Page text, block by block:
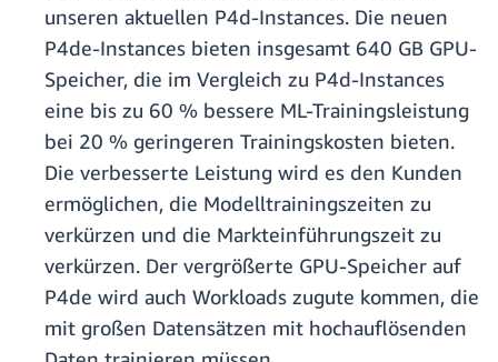
unseren aktuellen P4d-Instances. Die neuen
P4de-Instances bieten insgesamt 640 GB GPU-
Speicher, die im Vergleich zu P4d-Instances
eine bis zu 60 % bessere ML-Trainingsleistung
bei 20 % geringeren Trainingskosten bieten.
Die verbesserte Leistung wird es den Kunden
ermöglichen, die Modelltrainingszeiten zu
verkürzen und die Markteinführungszeit zu
verkürzen. Der vergrößerte GPU-Speicher auf
P4de wird auch Workloads zugute kommen, die
mit großen Datensätzen mit hochauflösenden